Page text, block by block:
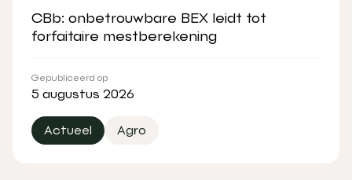
CBb: onbetrouwbare BEX leidt tot
forfaitaire mestberekening
Gepubliceerd op
5 augustus 2026
Actueel Agro